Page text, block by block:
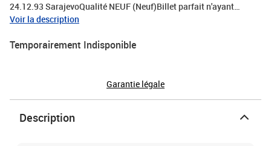
24.12.93 SarajevoQualité NEUF (Neuf)Billet parfait n'ayant
jamais circulé.Ce billet n'a jamais été manipulé et ne présente pas
Voir la description
Temporairement Indisponible
Garantie légale
Description